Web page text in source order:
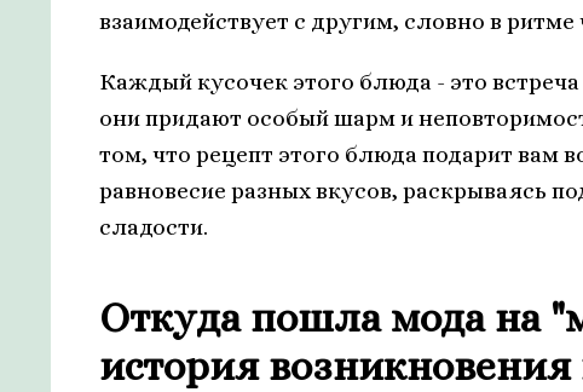
взаимодействует с другим, словно в
Каждый кусочек этого блюда - это
они придают особый шарм и
том, что рецепт этого блюда подарит вам
равновесие разных вкусов, раскрываясь
сладости.
Откуда пошла мода на
история